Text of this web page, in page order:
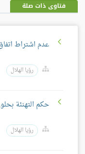
فتاوى ذات صلة
عدم اشتراط
رؤيا الهلال
حكم التهنئة
رؤيا الهلال